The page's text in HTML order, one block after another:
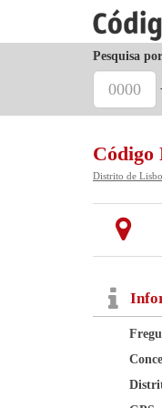
Pesquisa
Código
Distrito de